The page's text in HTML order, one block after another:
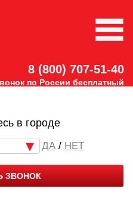
8 (800) 707-51-40
по России бесплатный
в городе
/ НЕТ
ЗВОНОК